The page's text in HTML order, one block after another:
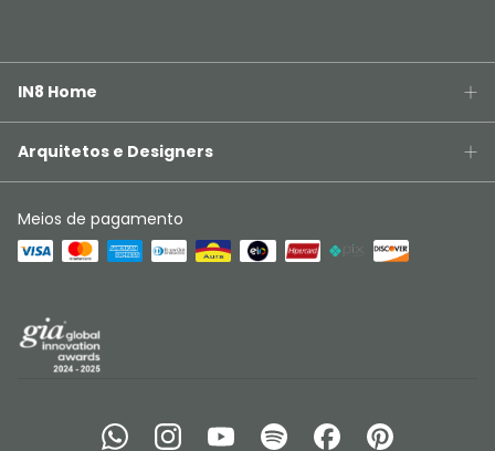
IN8 Home
Arquitetos e Designers
Meios de pagamento